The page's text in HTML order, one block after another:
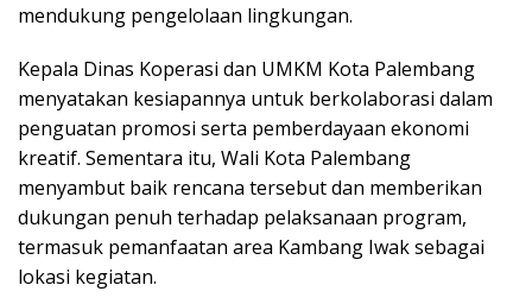
mendukung pengelolaan lingkungan.
Kepala Dinas Koperasi dan UMKM Kota Palembang
menyatakan kesiapannya untuk berkolaborasi dalam
penguatan promosi serta pemberdayaan ekonomi
kreatif. Sementara itu, Wali Kota Palembang
menyambut baik rencana tersebut dan memberikan
dukungan penuh terhadap pelaksanaan program,
termasuk pemanfaatan area Kambang Iwak sebagai
lokasi kegiatan.